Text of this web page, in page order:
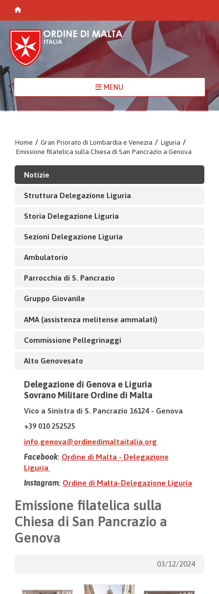
MENU
Home / Gran Priorato di Lombardia e Venezia / Liguria /
Emissione filatelica sulla Chiesa di San Pancrazio a Genova
Notizie
Struttura Delegazione Liguria
Storia Delegazione Liguria
Sezioni Delegazione Liguria
Ambulatorio
Parrocchia di S. Pancrazio
Gruppo Giovanile
AMA (assistenza melitense ammalati)
Commissione Pellegrinaggi
Alto Genovesato
Delegazione di Genova e Liguria
Sovrano Militare Ordine di Malta
Vico a Sinistra di S. Pancrazio 16124 - Genova
+39 010 252525
info.genova@ordinedimaltaitalia.org
Facebook: Ordine di Malta - Delegazione
Liguria
Instagram: Ordine di Malta-Delegazione Liguria
Emissione filatelica sulla
Chiesa di San Pancrazio a
Genova
03/12/2024